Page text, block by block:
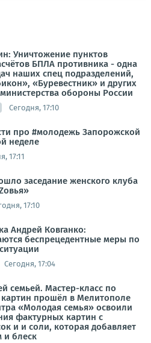
Уничтожение пунктов
БПЛА противника - одна
наших спец подразделений,
«Буревестник» и других
обороны России
Сегодня, 17:10
про #молодежь Запорожской
неделе
17:11
заседание женского клуба
17:10
Андрей Ковганко:
беспрецедентные меры по
Сегодня, 17:04
семьей. Мастер-класс по
прошёл в Мелитополе
«Молодая семья» освоили
фактурных картин с
и и соли, которая добавляет
и блеск